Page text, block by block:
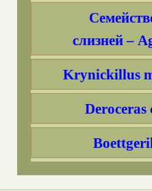
слизней –
Krynickillus
Deroceras
Как отличить